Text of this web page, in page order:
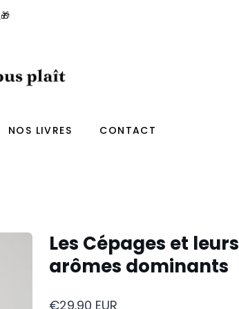
🎁
NOS LIVRES CONTACT
Les Cépages et leurs
arômes dominants
€29.90 EUR